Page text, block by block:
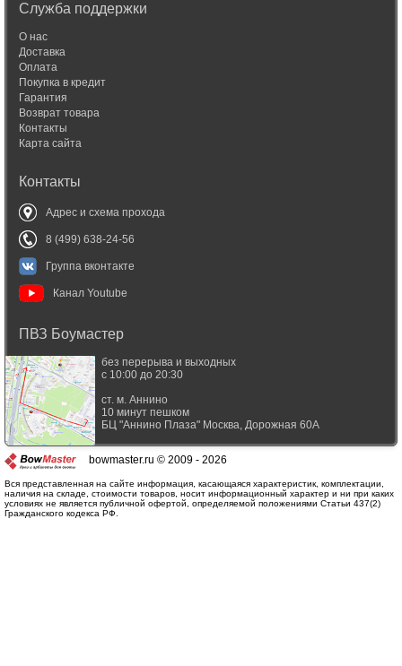
Служба поддержки
О нас
Доставка
Оплата
Покупка в кредит
Гарантия
Возврат товара
Контакты
Карта сайта
Контакты
Адрес и схема прохода
8 (499) 638-24-56
Группа вконтакте
Канал Youtube
ПВЗ Боумастер
без перерыва и выходных
с 10:00 до 20:30
ст. м. Аннино
10 минут пешком
БЦ "Аннино Плаза" Москва, Дорожная 60А
bowmaster.ru © 2009 - 2026
Вся представленная на сайте информация, касающаяся характеристик, комплектации,
наличия на складе, стоимости товаров, носит информационный характер и ни при каких
условиях не является публичной офертой, определяемой положениями Статьи 437(2)
Гражданского кодекса РФ.